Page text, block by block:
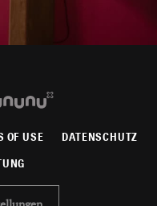
OF USE DATENSCHUTZ